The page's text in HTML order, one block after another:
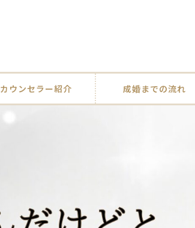
カウンセラー紹介 成婚までの流れ